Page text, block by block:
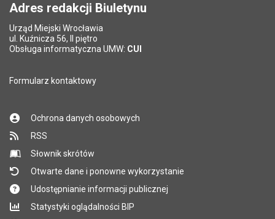
Adres redakcji Biuletynu
Urząd Miejski Wrocławia
ul. Kuźnicza 56, II piętro
Obsługa informatyczna UMW: CUI
Formularz kontaktowy
Ochrona danych osobowych
RSS
Słownik skrótów
Otwarte dane i ponowne wykorzystanie
Udostępnianie informacji publicznej
Statystyki oglądalności BIP